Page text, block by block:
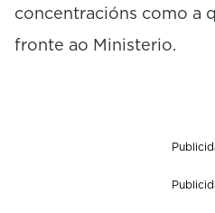
concentracións como a
fronte ao Ministerio.